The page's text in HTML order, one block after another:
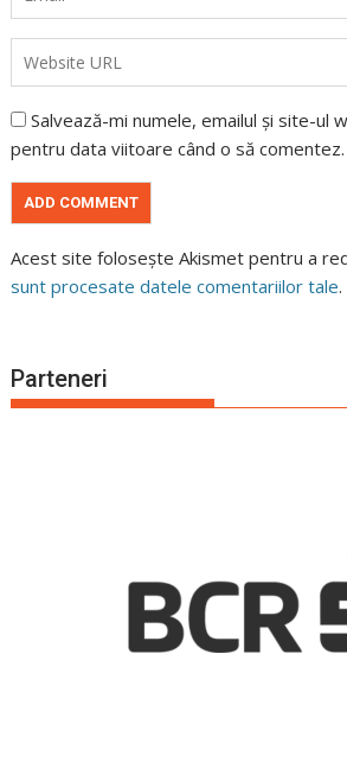
Salvează-mi numele, emailul și site-ul
pentru data viitoare când o să comentez.
Acest site folosește Akismet pentru a
sunt procesate datele comentariilor tale.
Parteneri